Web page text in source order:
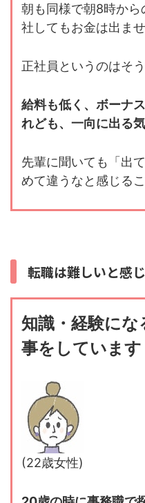
朝も同様で朝8時か
社してもお金は出ませ
正社員というのはそ
給料も低く、ボーナ
れども、一向に出る気
先輩に聞いても「出
めて違うなと感じる
転職は難しいと感
知識・経験に
事をしています
(22歳女性)